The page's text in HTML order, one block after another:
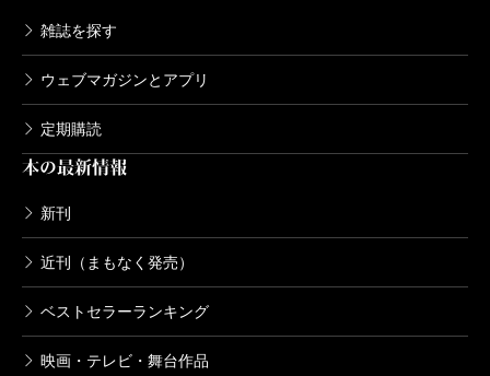
雑誌を探す
ウェブマガジンとアプリ
定期購読
本の最新情報
新刊
近刊（まもなく発売）
ベストセラーランキング
映画・テレビ・舞台作品